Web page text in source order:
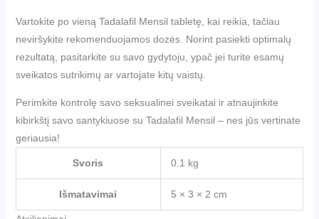
Vartokite po vieną Tadalafil Mensil tabletę, kai reikia, tačiau
neviršykite rekomenduojamos dozės. Norint pasiekti optimalų
rezultatą, pasitarkite su savo gydytoju, ypač jei turite esamų
sveikatos sutrikimų ar vartojate kitų vaistų.
Perimkite kontrolę savo seksualinei sveikatai ir atnaujinkite
kibirkštį savo santykiuose su Tadalafil Mensil – nes jūs vertinate
geriausia!
Svoris 0.1 kg
Išmatavimai 5 × 3 × 2 cm